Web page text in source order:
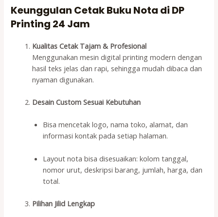
Keunggulan Cetak Buku Nota di DP
Printing 24 Jam
Kualitas Cetak Tajam & Profesional
Menggunakan mesin digital printing modern dengan
hasil teks jelas dan rapi, sehingga mudah dibaca dan
nyaman digunakan.
Desain Custom Sesuai Kebutuhan
Bisa mencetak logo, nama toko, alamat, dan
informasi kontak pada setiap halaman.
Layout nota bisa disesuaikan: kolom tanggal,
nomor urut, deskripsi barang, jumlah, harga, dan
total.
Pilihan Jilid Lengkap